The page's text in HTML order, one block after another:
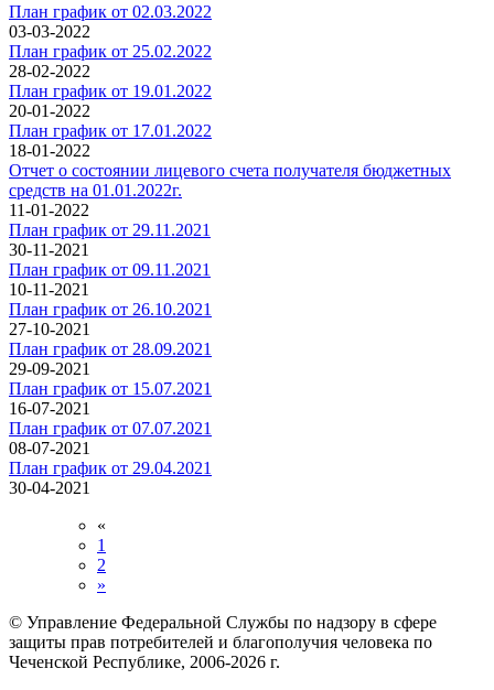
План график от 02.03.2022
03-03-2022
План график от 25.02.2022
28-02-2022
План график от 19.01.2022
20-01-2022
План график от 17.01.2022
18-01-2022
Отчет о состоянии лицевого счета получателя бюджетных
средств на 01.01.2022г.
11-01-2022
План график от 29.11.2021
30-11-2021
План график от 09.11.2021
10-11-2021
План график от 26.10.2021
27-10-2021
План график от 28.09.2021
29-09-2021
План график от 15.07.2021
16-07-2021
План график от 07.07.2021
08-07-2021
План график от 29.04.2021
30-04-2021
«
1
2
»
© Управление Федеральной Службы по надзору в сфере
защиты прав потребителей и благополучия человека по
Чеченской Республике, 2006-2026 г.